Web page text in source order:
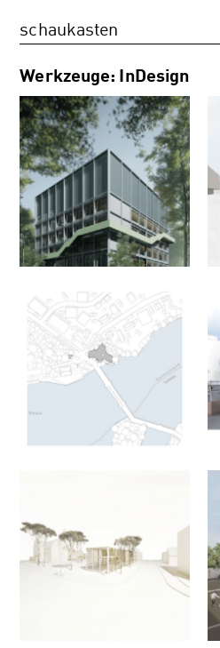
schaukasten
Werkzeuge: InDesign